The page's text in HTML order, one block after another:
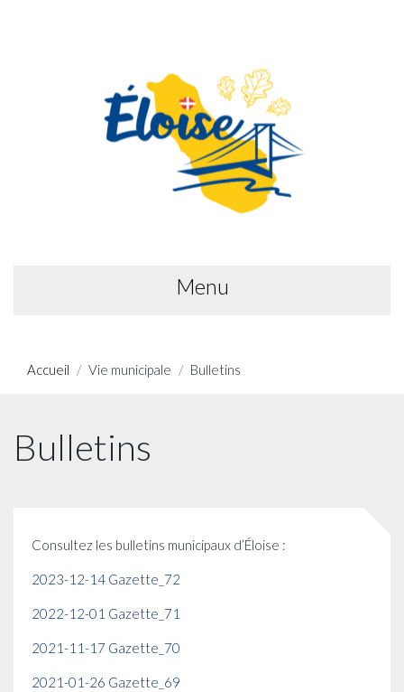
Menu
Accueil Vie municipale Bulletins
Bulletins
Consultez les bulletins municipaux d’Éloise :
2023-12-14 Gazette_72
2022-12-01 Gazette_71
2021-11-17 Gazette_70
2021-01-26 Gazette_69